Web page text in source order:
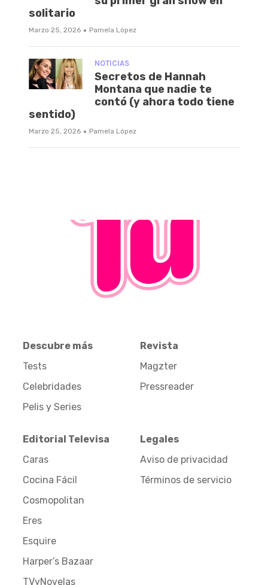
solitario
Marzo 25, 2026 · Pamela López
NOTICIAS
Secretos de Hannah
Montana que nadie te
contó (y ahora todo tiene
sentido)
Marzo 25, 2026 · Pamela López
Descubre más
Tests
Celebridades
Pelis y Series
Revista
Magzter
Pressreader
Editorial Televisa
Caras
Cocina Fácil
Cosmopolitan
Eres
Esquire
Harper’s Bazaar
TVyNovelas
Legales
Aviso de privacidad
Términos de servicio